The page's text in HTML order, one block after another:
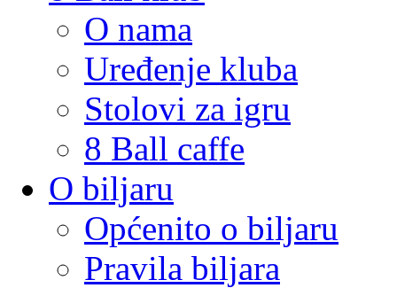
O nama
Uređenje kluba
Stolovi za igru
8 Ball caffe
O biljaru
Općenito o biljaru
Pravila biljara